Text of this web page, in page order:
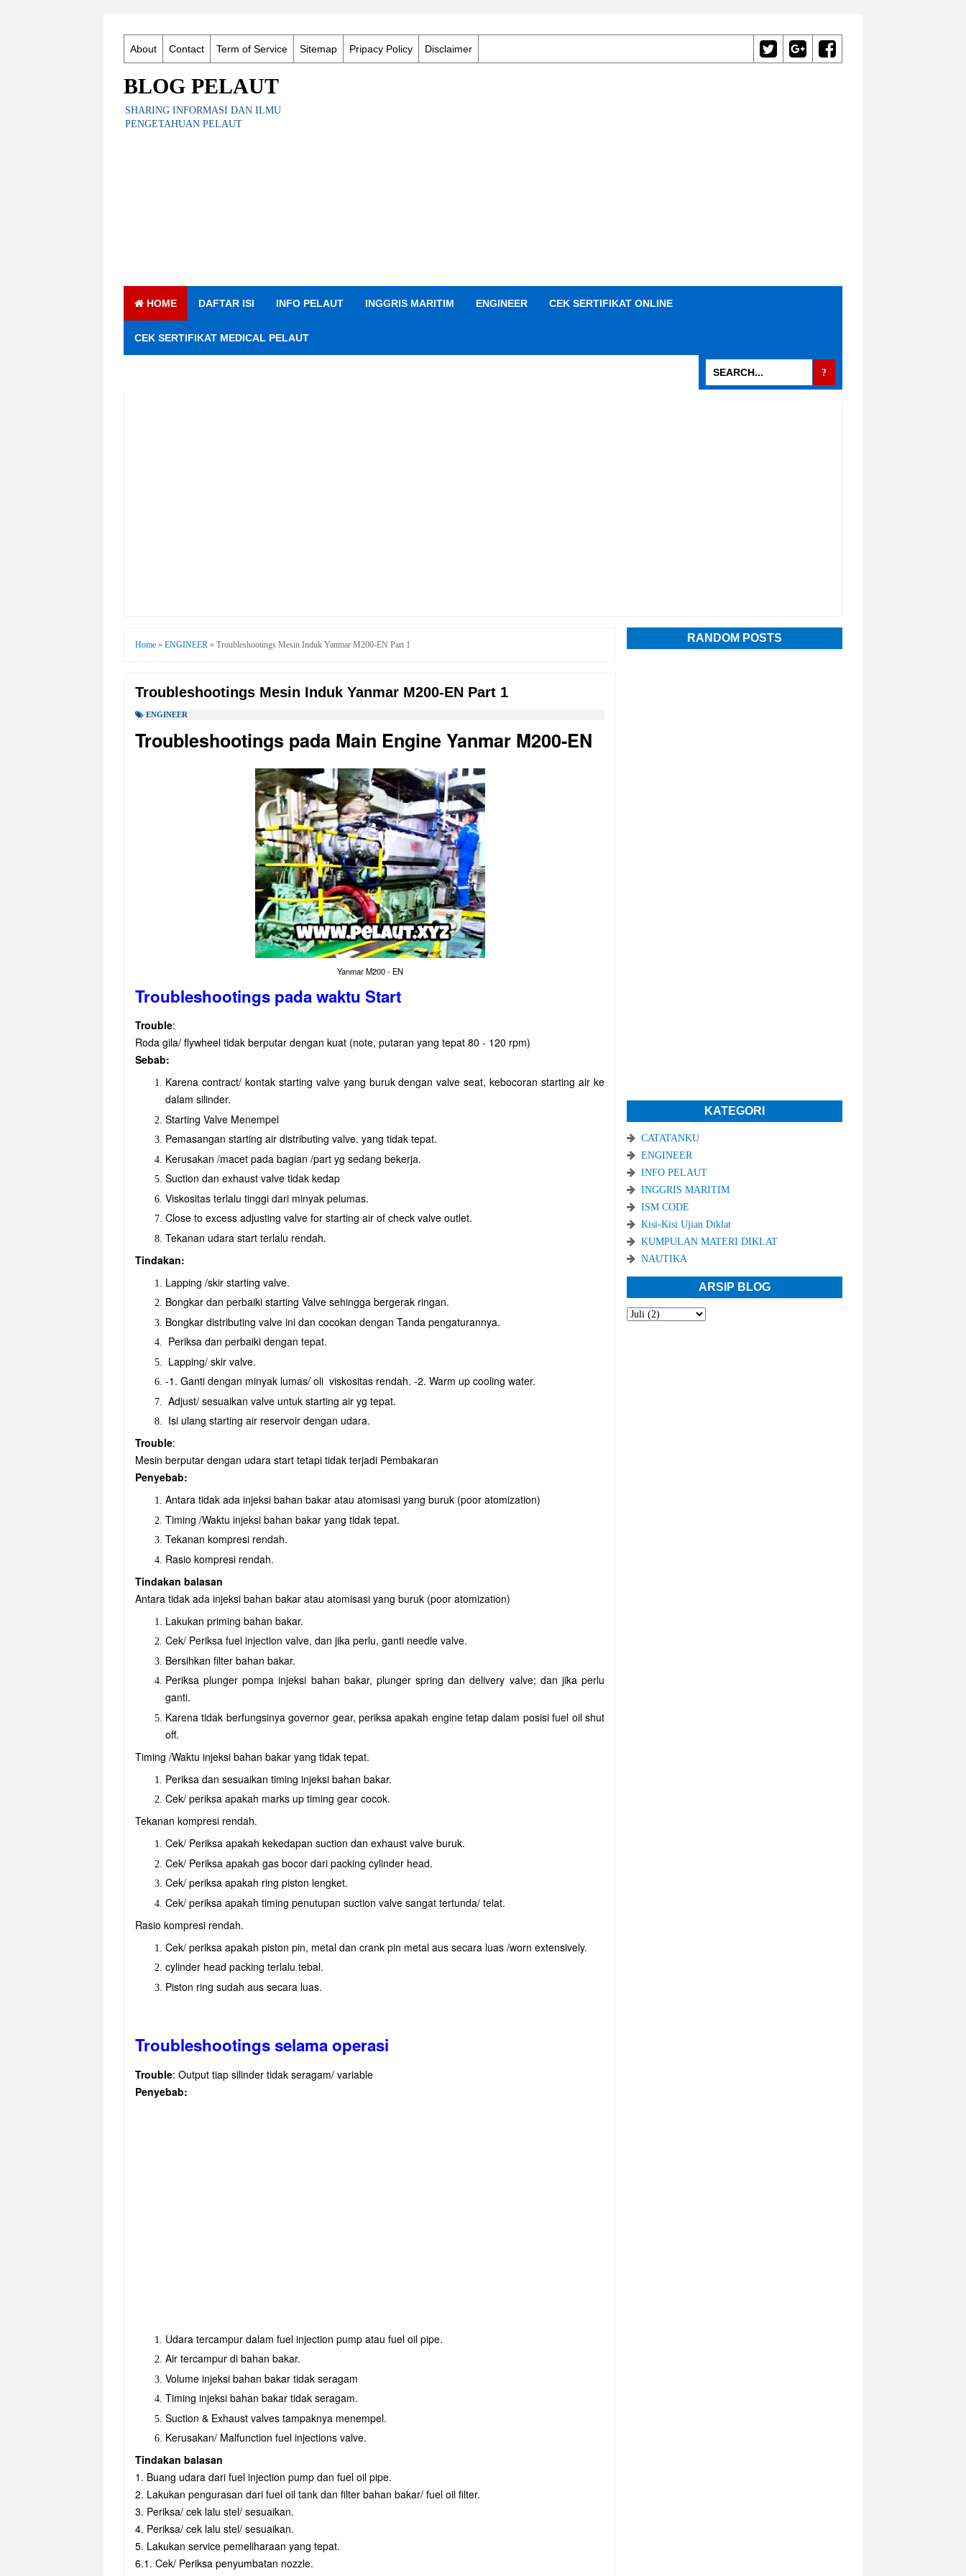
About Contact Term of Service Sitemap Pripacy Policy Disclaimer
BLOG PELAUT
SHARING INFORMASI DAN ILMU
PENGETAHUAN PELAUT
HOME DAFTAR ISI INFO PELAUT INGGRIS MARITIM ENGINEER CEK SERTIFIKAT ONLINE
CEK SERTIFIKAT MEDICAL PELAUT
Home » ENGINEER » Troubleshootings Mesin Induk Yanmar M200-EN Part 1
Troubleshootings Mesin Induk Yanmar M200-EN Part 1
ENGINEER
Troubleshootings pada Main Engine Yanmar M200-EN
Yanmar M200 - EN
Troubleshootings pada waktu Start
Trouble:
Roda gila/ flywheel tidak berputar dengan kuat (note, putaran yang tepat 80 - 120 rpm)
Sebab:
Karena contract/ kontak starting valve yang buruk dengan valve seat, kebocoran starting air ke
dalam silinder.
Starting Valve Menempel
Pemasangan starting air distributing valve. yang tidak tepat.
Kerusakan /macet pada bagian /part yg sedang bekerja.
Suction dan exhaust valve tidak kedap
Viskositas terlalu tinggi dari minyak pelumas.
Close to excess adjusting valve for starting air of check valve outlet.
Tekanan udara start terlalu rendah.
Tindakan:
Lapping /skir starting valve.
Bongkar dan perbaiki starting Valve sehingga bergerak ringan.
Bongkar distributing valve ini dan cocokan dengan Tanda pengaturannya.
Periksa dan perbaiki dengan tepat.
Lapping/ skir valve.
-1. Ganti dengan minyak lumas/ oli viskositas rendah. -2. Warm up cooling water.
Adjust/ sesuaikan valve untuk starting air yg tepat.
Isi ulang starting air reservoir dengan udara.
Trouble:
Mesin berputar dengan udara start tetapi tidak terjadi Pembakaran
Penyebab:
Antara tidak ada injeksi bahan bakar atau atomisasi yang buruk (poor atomization)
Timing /Waktu injeksi bahan bakar yang tidak tepat.
Tekanan kompresi rendah.
Rasio kompresi rendah.
Tindakan balasan
Antara tidak ada injeksi bahan bakar atau atomisasi yang buruk (poor atomization)
Lakukan priming bahan bakar.
Cek/ Periksa fuel injection valve, dan jika perlu, ganti needle valve.
Bersihkan filter bahan bakar.
Periksa plunger pompa injeksi bahan bakar, plunger spring dan delivery valve; dan jika perlu
ganti.
Karena tidak berfungsinya governor gear, periksa apakah engine tetap dalam posisi fuel oil shut
off.
Timing /Waktu injeksi bahan bakar yang tidak tepat.
Periksa dan sesuaikan timing injeksi bahan bakar.
Cek/ periksa apakah marks up timing gear cocok.
Tekanan kompresi rendah.
Cek/ Periksa apakah kekedapan suction dan exhaust valve buruk.
Cek/ Periksa apakah gas bocor dari packing cylinder head.
Cek/ periksa apakah ring piston lengket.
Cek/ periksa apakah timing penutupan suction valve sangat tertunda/ telat.
Rasio kompresi rendah.
Cek/ periksa apakah piston pin, metal dan crank pin metal aus secara luas /worn extensively.
cylinder head packing terlalu tebal.
Piston ring sudah aus secara luas.
Troubleshootings selama operasi
Trouble: Output tiap silinder tidak seragam/ variable
Penyebab:
Udara tercampur dalam fuel injection pump atau fuel oil pipe.
Air tercampur di bahan bakar.
Volume injeksi bahan bakar tidak seragam
Timing injeksi bahan bakar tidak seragam.
Suction & Exhaust valves tampaknya menempel.
Kerusakan/ Malfunction fuel injections valve.
Tindakan balasan
1. Buang udara dari fuel injection pump dan fuel oil pipe.
2. Lakukan pengurasan dari fuel oil tank dan filter bahan bakar/ fuel oil filter.
3. Periksa/ cek lalu stel/ sesuaikan.
4. Periksa/ cek lalu stel/ sesuaikan.
5. Lakukan service pemeliharaan yang tepat.
6.1. Cek/ Periksa penyumbatan nozzle.
RANDOM POSTS
KATEGORI
CATATANKU
ENGINEER
INFO PELAUT
INGGRIS MARITIM
ISM CODE
Kisi-Kisi Ujian Diklat
KUMPULAN MATERI DIKLAT
NAUTIKA
ARSIP BLOG